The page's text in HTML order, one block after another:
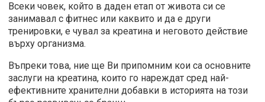
Всеки човек, който в даден етап от живота си се
занимавал с фитнес или каквито и да е други
тренировки, е чувал за креатина и неговото действие
върху организма.
Въпреки това, ние ще Ви припомним кои са основните
заслуги на креатина, които го нареждат сред най-
ефективните хранителни добавки в историята на този